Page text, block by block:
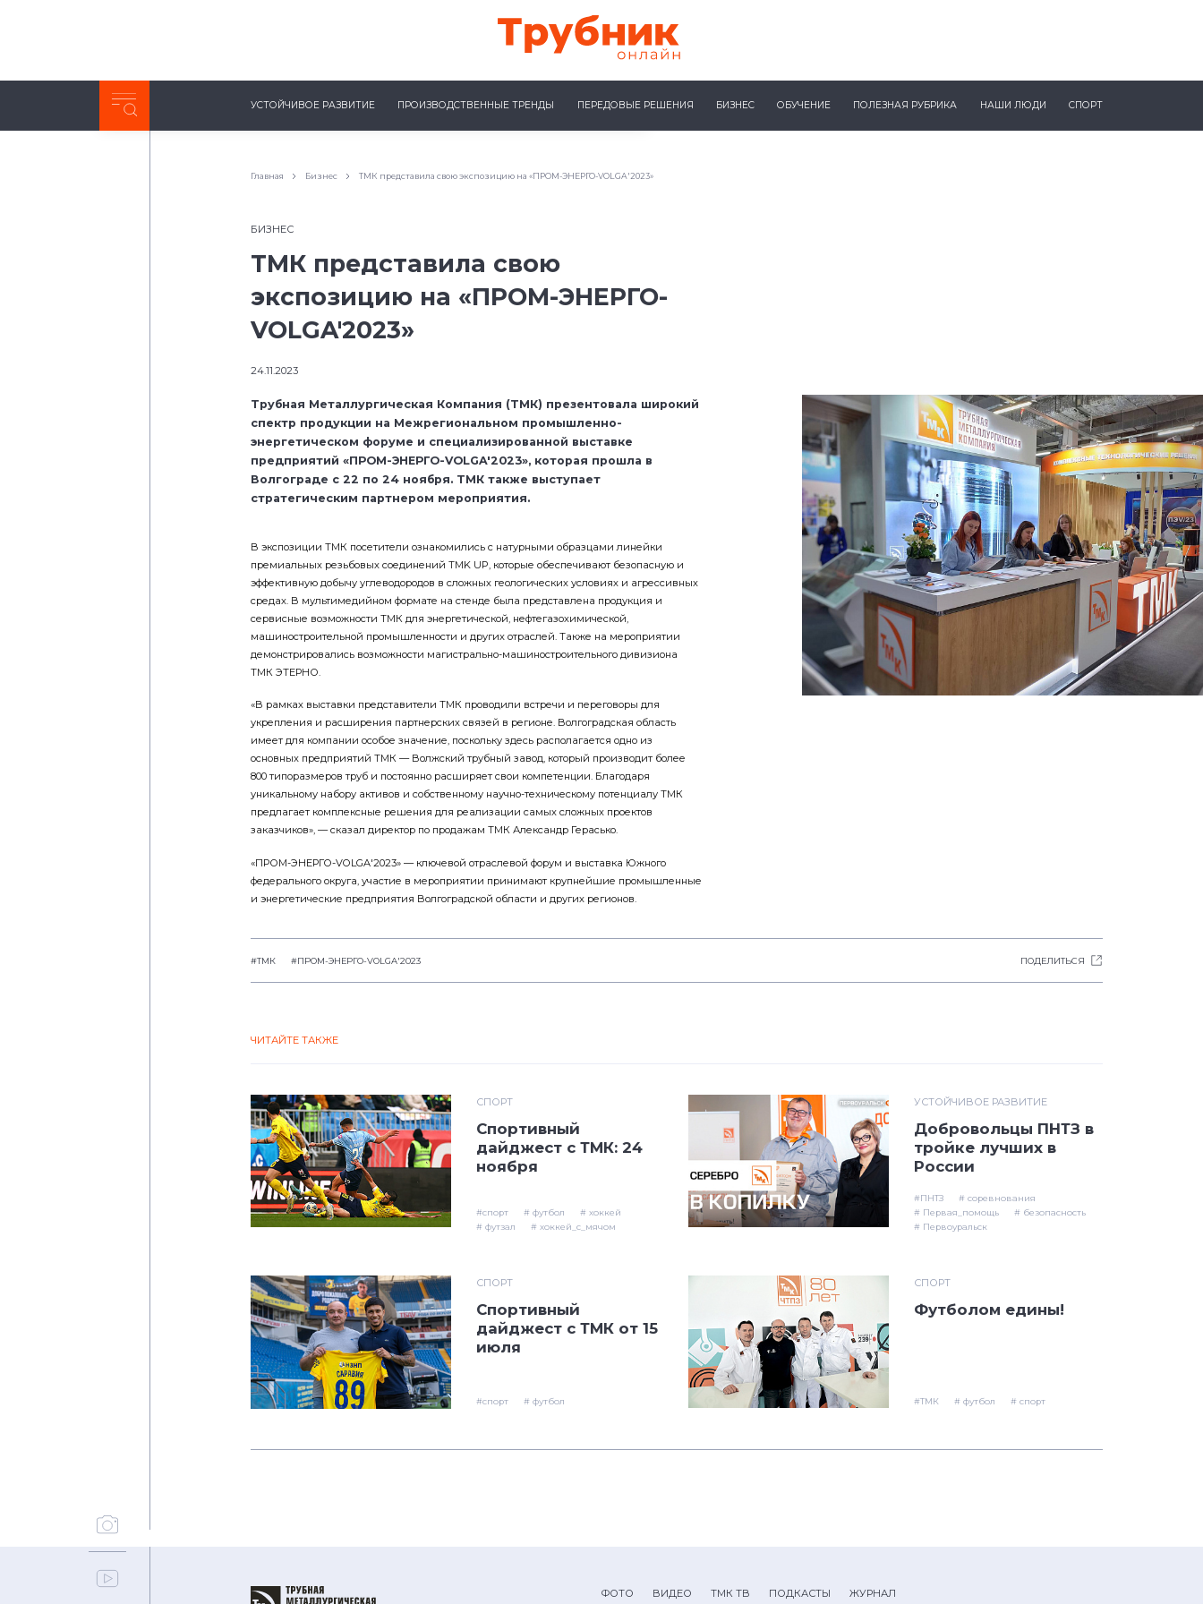
Неделя с ТМК. Выпуск №27 (225)
УСТОЙЧИВОЕ РАЗВИТИЕ ПРОИЗВОДСТВЕННЫЕ ТРЕНДЫ ПЕРЕДОВЫЕ РЕШЕНИЯ БИЗНЕС ОБУЧЕНИЕ ПОЛЕЗНАЯ РУБРИКА НАШИ ЛЮДИ СПОРТ
Главная Бизнес ТМК представила свою экспозицию на «ПРОМ-ЭНЕРГО-VOLGA'2023»
БИЗНЕС
ТМК представила свою
экспозицию на «ПРОМ-ЭНЕРГО-
VOLGA'2023»
24.11.2023
Трубная Металлургическая Компания (ТМК) презентовала широкий
спектр продукции на Межрегиональном промышленно-
энергетическом форуме и специализированной выставке
предприятий «ПРОМ-ЭНЕРГО-VOLGA'2023», которая прошла в
Волгограде с 22 по 24 ноября. ТМК также выступает
стратегическим партнером мероприятия.
В экспозиции ТМК посетители ознакомились с натурными образцами линейки
премиальных резьбовых соединений TMK UP, которые обеспечивают безопасную и
эффективную добычу углеводородов в сложных геологических условиях и агрессивных
средах. В мультимедийном формате на стенде была представлена продукция и
сервисные возможности ТМК для энергетической, нефтегазохимической,
машиностроительной промышленности и других отраслей. Также на мероприятии
демонстрировались возможности магистрально-машиностроительного дивизиона
ТМК ЭТЕРНО.
«В рамках выставки представители ТМК проводили встречи и переговоры для
укрепления и расширения партнерских связей в регионе. Волгоградская область
имеет для компании особое значение, поскольку здесь располагается одно из
основных предприятий ТМК — Волжский трубный завод, который производит более
800 типоразмеров труб и постоянно расширяет свои компетенции. Благодаря
уникальному набору активов и собственному научно-техническому потенциалу ТМК
предлагает комплексные решения для реализации самых сложных проектов
заказчиков», — сказал директор по продажам ТМК Александр Герасько.
«ПРОМ-ЭНЕРГО-VOLGA'2023» — ключевой отраслевой форум и выставка Южного
федерального округа, участие в мероприятии принимают крупнейшие промышленные
и энергетические предприятия Волгоградской области и других регионов.
#ТМК #ПРОМ-ЭНЕРГО-VOLGA'2023 ПОДЕЛИТЬСЯ
ЧИТАЙТЕ ТАКЖЕ
СПОРТ
Спортивный
дайджест с ТМК: 24
ноября
#спорт # футбол
# хоккей
# футзал
# хоккей_с_мячом
УСТОЙЧИВОЕ РАЗВИТИЕ
Добровольцы ПНТЗ в
тройке лучших в
России
#ПНТЗ
# соревнования
# Первая_помощь
# безопасность
# Первоуральск
СПОРТ
Спортивный
дайджест с ТМК от 15
июля
#спорт # футбол
СПОРТ
Футболом едины!
#ТМК # футбол # спорт
ФОТО ВИДЕО ТМК ТВ ПОДКАСТЫ ЖУРНАЛ